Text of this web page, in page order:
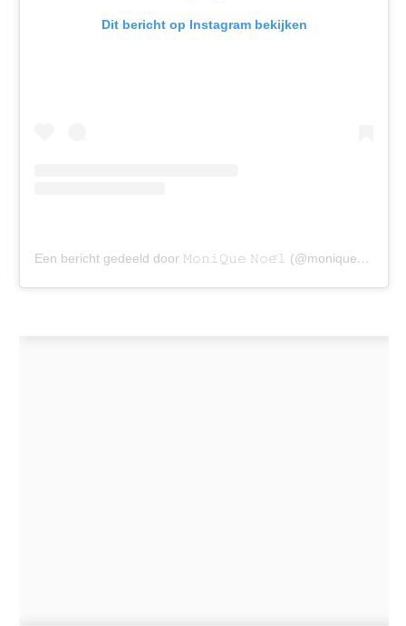
Dit bericht op Instagram bekijken
Een bericht gedeeld door 𝙼𝚘𝚗𝚒𝚀𝚞𝚎 𝙽𝚘𝚎̈𝚕 (@moniquenoell)